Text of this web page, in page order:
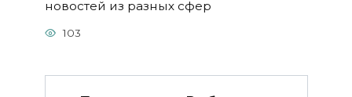
новостей из разных сфер
103